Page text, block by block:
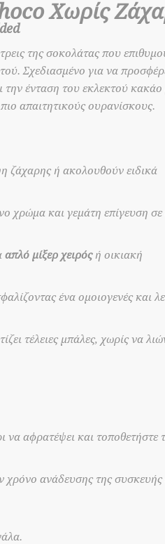
Χωρίς
της σοκολάτας που
Σχεδιασμένο για να
ένταση του εκλεκτού κακάο
απαιτητικούς ουρανίσκους.
ζάχαρης ή ακολουθούν ειδικά
χρώμα και γεμάτη επίγευση σε
απλό μίξερ χειρόςή οικιακή
ένα ομοιογενές και
τέλειες μπάλες, χωρίς να
αφρατέψει και τοποθετήστε
χρόνο ανάδευσης της συσκευής